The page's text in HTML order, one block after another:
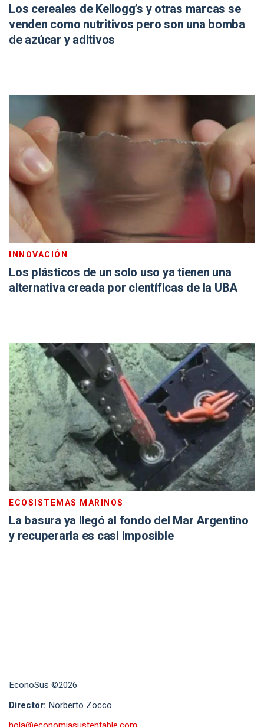
Los cereales de Kellogg’s y otras marcas se
venden como nutritivos pero son una bomba
de azúcar y aditivos
INNOVACIÓN
Los plásticos de un solo uso ya tienen una
alternativa creada por científicas de la UBA
ECOSISTEMAS MARINOS
La basura ya llegó al fondo del Mar Argentino
y recuperarla es casi imposible
EconoSus ©2026
Director: Norberto Zocco